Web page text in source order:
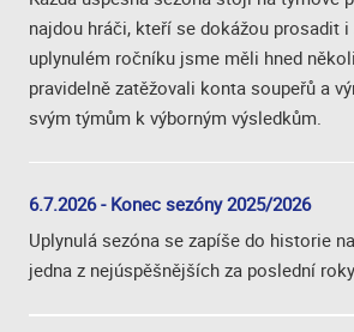
najdou hráči, kteří se dokážou prosadit
uplynulém ročníku jsme měli hned
pravidelně zatěžovali konta soupeřů a
svým týmům k výborným výsledkům.
6.7.2026 - Konec sezóny 2025/2026
Uplynulá sezóna se zapíše do historie
jedna z nejúspěšnějších za poslední